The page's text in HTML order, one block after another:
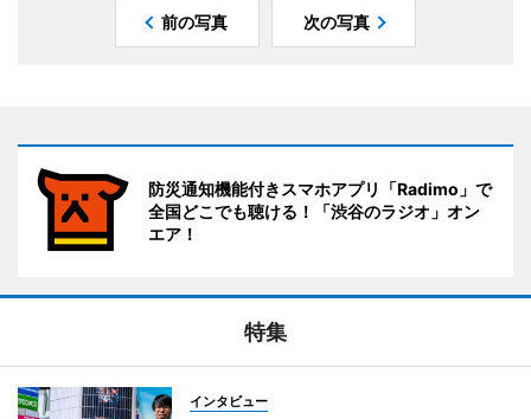
前の写真 次の写真
防災通知機能付きスマホアプリ「Radimo」で
全国どこでも聴ける！「渋谷のラジオ」オン
エア！
特集
インタビュー